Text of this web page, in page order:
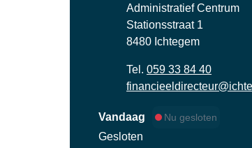
AdresAdministratief Centrum
Stationsstraat 1
,8480 Ichtegem
059 33 84 40
E-mailfinancieeldirecteur@
Vandaag Nu gesloten
Gesloten